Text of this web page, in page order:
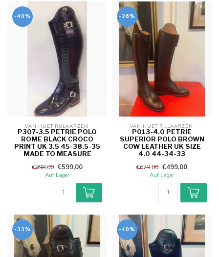
-40%
VAN HUET RIJLAARZEN
P307-3.5 PETRIE POLO
ROME BLACK CROCO
PRINT UK 3.5 45-38.5-35
MADE TO MEASURE
€998,00 €599,00
Auf Lager
-26%
VAN HUET RIJLAARZEN
P013-4.0 PETRIE
SUPERIOR POLO BROWN
COW LEATHER UK SIZE
4.0 44-34-33
€673,00 €499,00
Auf Lager
-33% -40%